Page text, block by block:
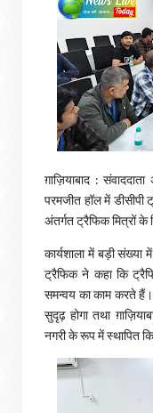
ग़ाज़ियाबाद :
परमजीत हॉल में
अंतर्गत ट्रैफिक मित्रों के
कार्यशाला में बड़ी संख्या
ट्रैफिक ने कहा कि
समन्वय का काम करते
सुदृढ़ होगा तथा
नगरी के रूप में स्थापित